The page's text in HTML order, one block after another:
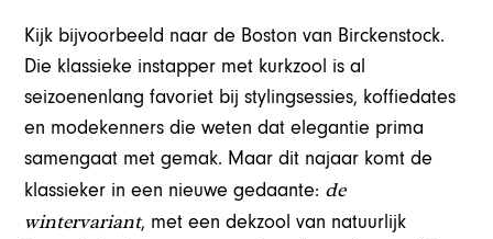
Kijk bijvoorbeeld naar de Boston van Birckenstock.
Die klassieke instapper met kurkzool is al
seizoenenlang favoriet bij stylingsessies, koffiedates
en modekenners die weten dat elegantie prima
samengaat met gemak. Maar dit najaar komt de
klassieker in een nieuwe gedaante: de
wintervariant, met een dekzool van natuurlijk